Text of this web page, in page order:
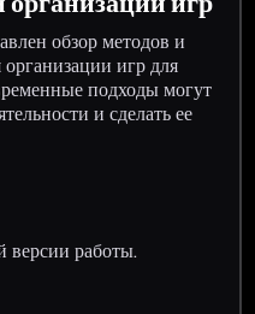
обзор методов и
игр для
подходы могут
и сделать ее
версии работы.